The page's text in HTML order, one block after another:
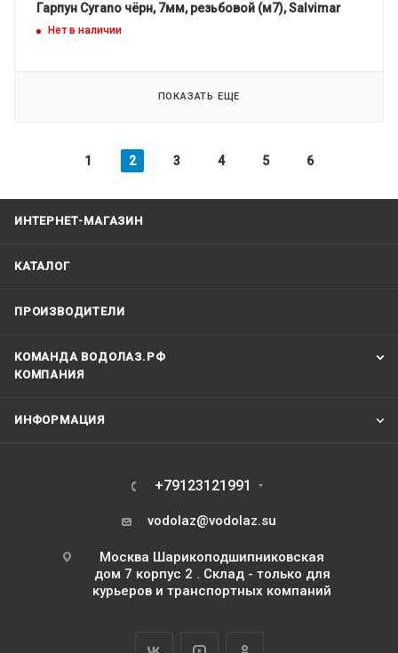
Гарпун Cyrano чёрн, 7мм, резьбовой (м7), Salvimar
Нет в наличии
ПОКАЗАТЬ ЕЩЕ
1 2 3 4 5 6
ИНТЕРНЕТ-МАГАЗИН
КАТАЛОГ
ПРОИЗВОДИТЕЛИ
КОМАНДА ВОДОЛАЗ.РФ
КОМПАНИЯ
ИНФОРМАЦИЯ
+79123121991
vodolaz@vodolaz.su
Москва Шарикоподшипниковская
дом 7 корпус 2 . Склад - только для
курьеров и транспортных компаний